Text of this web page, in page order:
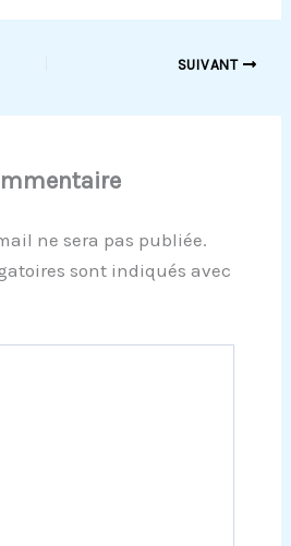
SUIVANT
ne sera pas publiée.
sont indiqués avec